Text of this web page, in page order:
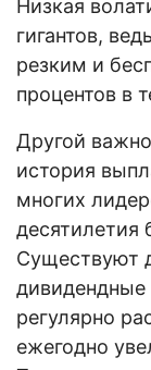
Низкая
гигантов,
резким и
процентов в
Другой
история
многих
десятилетия
Существуют
дивидендные
регулярно
ежегодно